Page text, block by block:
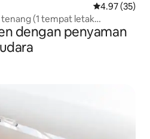
Penarafan
4.97 (35)
(1 tempat letak
dengan penyaman
udara